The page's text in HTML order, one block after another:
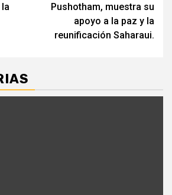
Pushotham, muestra su
apoyo a la paz y la
reunificación Saharaui.